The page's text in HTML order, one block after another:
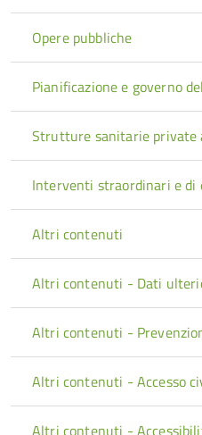
Opere pubbliche
Pianificazione e governo
Strutture sanitarie private
Interventi straordinari e di
Altri contenuti
Altri contenuti - Dati
Altri contenuti -
Altri contenuti - Accesso
Altri contenuti -